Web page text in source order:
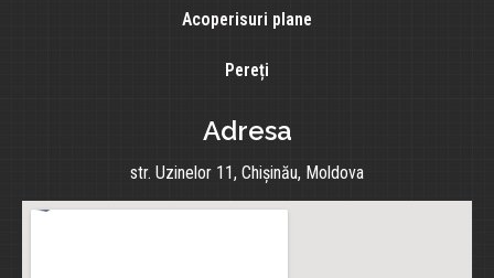
Acoperisuri plane
Pereți
Adresa
str. Uzinelor 11, Chișinău, Moldova